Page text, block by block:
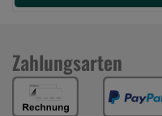
Zahlungsarten